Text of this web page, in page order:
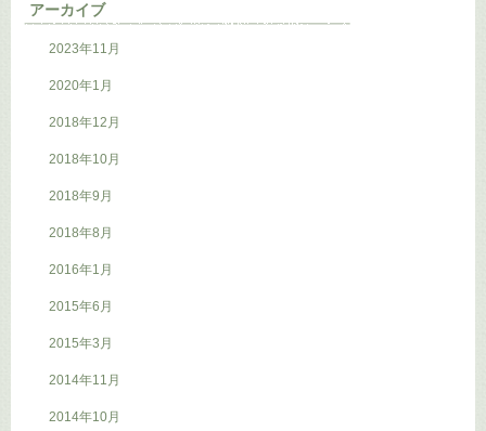
アーカイブ
2023年11月
2020年1月
2018年12月
2018年10月
2018年9月
2018年8月
2016年1月
2015年6月
2015年3月
2014年11月
2014年10月